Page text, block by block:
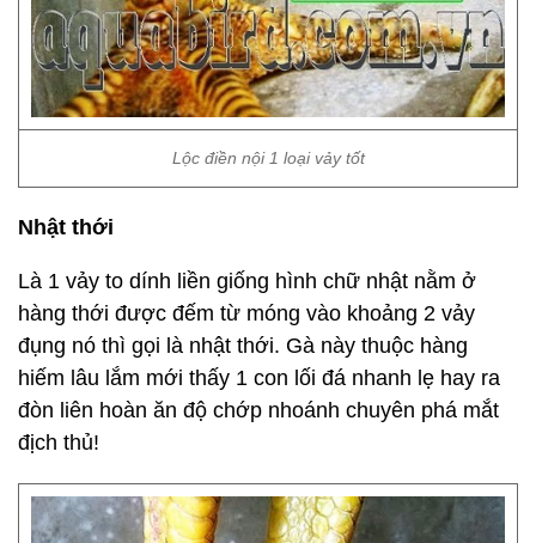
Lộc điền nội 1 loại vảy tốt
Nhật thới
Là 1 vảy to dính liền giống hình chữ nhật nằm ở
hàng thới được đếm từ móng vào khoảng 2 vảy
đụng nó thì gọi là nhật thới. Gà này thuộc hàng
hiếm lâu lắm mới thấy 1 con lối đá nhanh lẹ hay ra
đòn liên hoàn ăn độ chớp nhoánh chuyên phá mắt
địch thủ!